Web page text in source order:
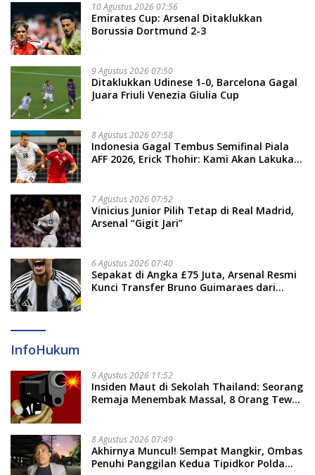
10 Agustus 2026 07:56
Emirates Cup: Arsenal Ditaklukkan
Borussia Dortmund 2-3
9 Agustus 2026 07:50
Ditaklukkan Udinese 1-0, Barcelona Gagal
Juara Friuli Venezia Giulia Cup
8 Agustus 2026 07:58
Indonesia Gagal Tembus Semifinal Piala
AFF 2026, Erick Thohir: Kami Akan Lakukan
7 Agustus 2026 07:52
Vinicius Junior Pilih Tetap di Real Madrid,
Arsenal “Gigit Jari”
6 Agustus 2026 07:40
Sepakat di Angka £75 Juta, Arsenal Resmi
Kunci Transfer Bruno Guimaraes dari
InfoHukum
9 Agustus 2026 11:52
Insiden Maut di Sekolah Thailand: Seorang
Remaja Menembak Massal, 8 Orang Tewas
8 Agustus 2026 07:49
Akhirnya Muncul! Sempat Mangkir, Ombas
Penuhi Panggilan Kedua Tipidkor Polda